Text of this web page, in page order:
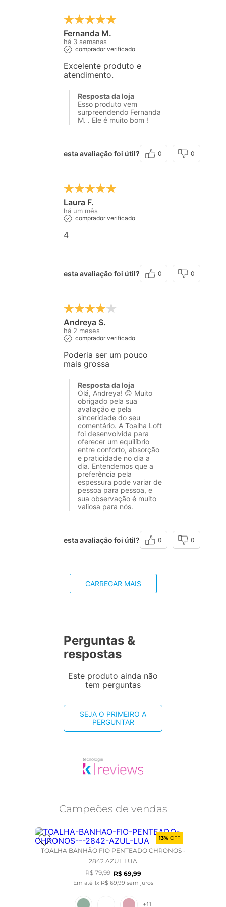
Fernanda M.
há 3 semanas
comprador verificado
Excelente produto e
atendimento.
Resposta da loja
Esso produto vem
surpreendendo Fernanda
M. . Ele é muito bom !
esta avaliação foi útil? 0 0
Laura F.
há um mês
comprador verificado
4
esta avaliação foi útil? 0 0
Andreya S.
há 2 meses
comprador verificado
Poderia ser um pouco
mais grossa
Resposta da loja
Olá, Andreya! 😊 Muito
obrigado pela sua
avaliação e pela
sinceridade do seu
comentário. A Toalha Loft
foi desenvolvida para
oferecer um equilíbrio
entre conforto, absorção
e praticidade no dia a
dia. Entendemos que a
preferência pela
espessura pode variar de
pessoa para pessoa, e
sua observação é muito
valiosa para nós.
esta avaliação foi útil? 0 0
CARREGAR MAIS
Perguntas &
respostas
Este produto ainda não
tem perguntas
SEJA O PRIMEIRO A
PERGUNTAR
Campeões de vendas
13% OFF
TOALHA BANHÃO FIO PENTEADO CHRONOS -
2842 AZUL LUA
R$ 79,99 R$ 69,99
Em até 1x R$ 69 99 sem juros
+11